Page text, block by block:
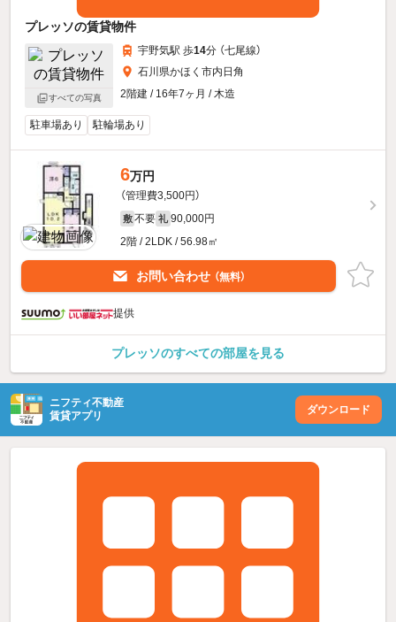
プレッソの賃貸物件
すべての写真
宇野気駅 歩14分 （七尾線）
石川県かほく市内日角
2階建 / 16年7ヶ月 / 木造
駐車場あり 駐輪場あり
6万円
（管理費3,500円）
敷 不要 礼 90,000円
2階 / 2LDK / 56.98㎡
お問い合わせ （無料）
提供
プレッソのすべての部屋を見る
ニフティ不動産
賃貸アプリ
ダウンロード